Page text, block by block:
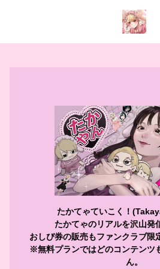
たかてゃていこく！
たかてゃのリアルを沢山発
おしぴ券の販売もファンクラブ限
※無料プランではどのコンテンツ
ん。